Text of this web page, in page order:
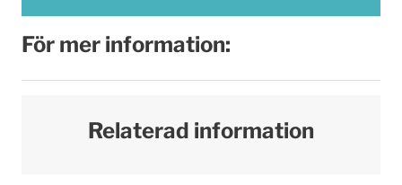
För mer information:
Relaterad information